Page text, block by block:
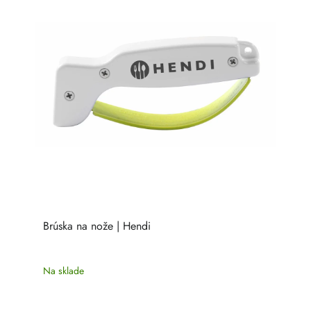
Brúska na nože | Hendi
Na sklade